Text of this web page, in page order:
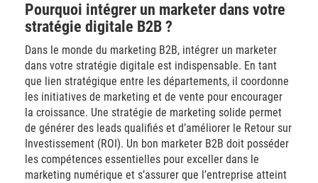
Pourquoi intégrer un marketer dans votre
stratégie digitale B2B ?
Dans le monde du marketing B2B, intégrer un marketer
dans votre stratégie digitale est indispensable. En tant
que lien stratégique entre les départements, il coordonne
les initiatives de marketing et de vente pour encourager
la croissance. Une stratégie de marketing solide permet
de générer des leads qualifiés et d’améliorer le Retour sur
Investissement (ROI). Un bon marketer B2B doit posséder
les compétences essentielles pour exceller dans le
marketing numérique et s’assurer que l’entreprise atteint